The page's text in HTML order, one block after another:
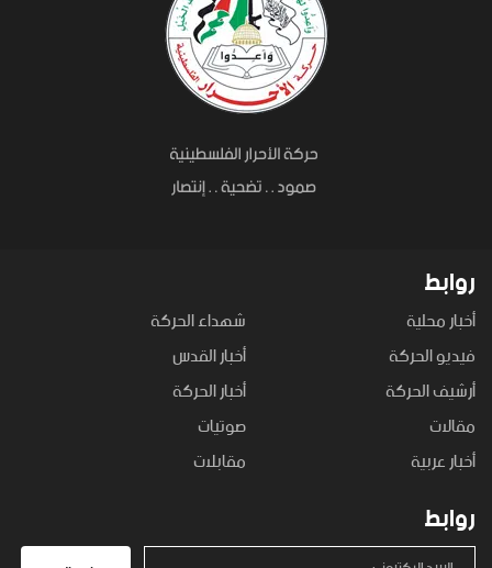
روابط
أخبار محلية
شهداء الحركة
فيديو الحركة
أخبار القدس
أرشيف الحركة
أخبار الحركة
مقالات
صوتيات
أخبار عربية
مقابلات
روابط